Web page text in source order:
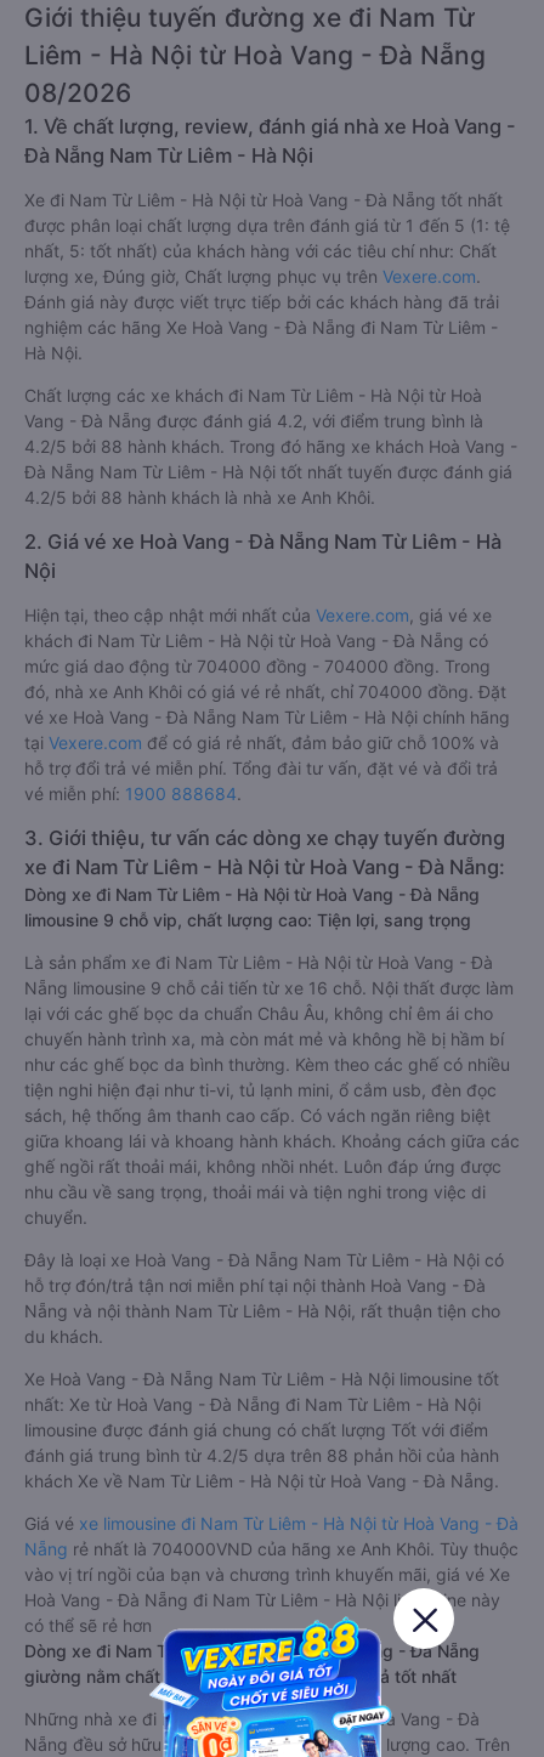
Giới thiệu tuyến đường xe đi Nam Từ
Liêm - Hà Nội từ Hoà Vang - Đà Nẵng
08/2026
1. Về chất lượng, review, đánh giá nhà xe Hoà Vang -
Đà Nẵng Nam Từ Liêm - Hà Nội
Xe đi Nam Từ Liêm - Hà Nội từ Hoà Vang - Đà Nẵng tốt nhất
được phân loại chất lượng dựa trên đánh giá từ 1 đến 5 (1: tệ
nhất, 5: tốt nhất) của khách hàng với các tiêu chí như: Chất
lượng xe, Đúng giờ, Chất lượng phục vụ trên Vexere.com.
Đánh giá này được viết trực tiếp bởi các khách hàng đã trải
nghiệm các hãng Xe Hoà Vang - Đà Nẵng đi Nam Từ Liêm -
Hà Nội.
Chất lượng các xe khách đi Nam Từ Liêm - Hà Nội từ Hoà
Vang - Đà Nẵng được đánh giá 4.2, với điểm trung bình là
4.2/5 bởi 88 hành khách. Trong đó hãng xe khách Hoà Vang -
Đà Nẵng Nam Từ Liêm - Hà Nội tốt nhất tuyến được đánh giá
4.2/5 bởi 88 hành khách là nhà xe Anh Khôi.
2. Giá vé xe Hoà Vang - Đà Nẵng Nam Từ Liêm - Hà
Nội
Hiện tại, theo cập nhật mới nhất của Vexere.com , giá vé xe
khách đi Nam Từ Liêm - Hà Nội từ Hoà Vang - Đà Nẵng có
mức giá dao động từ 704000 đồng - 704000 đồng. Trong
đó, nhà xe Anh Khôi có giá vé rẻ nhất, chỉ 704000 đồng. Đặt
vé xe Hoà Vang - Đà Nẵng Nam Từ Liêm - Hà Nội chính hãng
tại Vexere.com để có giá rẻ nhất, đảm bảo giữ chỗ 100% và
hỗ trợ đổi trả vé miễn phí. Tổng đài tư vấn, đặt vé và đổi trả
vé miễn phí: 1900 888684.
3. Giới thiệu, tư vấn các dòng xe chạy tuyến đường
xe đi Nam Từ Liêm - Hà Nội từ Hoà Vang - Đà Nẵng:
Dòng xe đi Nam Từ Liêm - Hà Nội từ Hoà Vang - Đà Nẵng
limousine 9 chỗ vip, chất lượng cao: Tiện lợi, sang trọng
Là sản phẩm xe đi Nam Từ Liêm - Hà Nội từ Hoà Vang - Đà
Nẵng limousine 9 chỗ cải tiến từ xe 16 chỗ. Nội thất được làm
lại với các ghế bọc da chuẩn Châu Âu, không chỉ êm ái cho
chuyến hành trình xa, mà còn mát mẻ và không hề bị hầm bí
như các ghế bọc da bình thường. Kèm theo các ghế có nhiều
tiện nghi hiện đại như ti-vi, tủ lạnh mini, ổ cắm usb, đèn đọc
sách, hệ thống âm thanh cao cấp. Có vách ngăn riêng biệt
giữa khoang lái và khoang hành khách. Khoảng cách giữa các
ghế ngồi rất thoải mái, không nhồi nhét. Luôn đáp ứng được
nhu cầu về sang trọng, thoải mái và tiện nghi trong việc di
chuyển.
Đây là loại xe Hoà Vang - Đà Nẵng Nam Từ Liêm - Hà Nội có
hỗ trợ đón/trả tận nơi miễn phí tại nội thành Hoà Vang - Đà
Nẵng và nội thành Nam Từ Liêm - Hà Nội, rất thuận tiện cho
du khách.
Xe Hoà Vang - Đà Nẵng Nam Từ Liêm - Hà Nội limousine tốt
nhất: Xe từ Hoà Vang - Đà Nẵng đi Nam Từ Liêm - Hà Nội
limousine được đánh giá chung có chất lượng Tốt với điểm
đánh giá trung bình từ 4.2/5 dựa trên 88 phản hồi của hành
khách Xe về Nam Từ Liêm - Hà Nội từ Hoà Vang - Đà Nẵng.
Giá vé xe limousine đi Nam Từ Liêm - Hà Nội từ Hoà Vang - Đà
Nẵng rẻ nhất là 704000VND của hãng xe Anh Khôi. Tùy thuộc
vào vị trí ngồi của bạn và chương trình khuyến mãi, giá vé Xe
Hoà Vang - Đà Nẵng đi Nam Từ Liêm - Hà Nội limousine này
có thể sẽ rẻ hơn
Dòng xe đi Nam Từ Liêm - Hà Nội từ Hoà Vang - Đà Nẵng
giường nằm chất lượng cao: Thoải mái, giá cả tốt nhất
Những nhà xe đi Nam Từ Liêm - Hà Nội từ Hoà Vang - Đà
Nẵng đều sở hữu những xe giường nằm chất lượng cao. Trên